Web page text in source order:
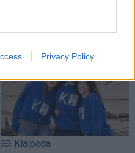
Privacy Policy
Klaipėda